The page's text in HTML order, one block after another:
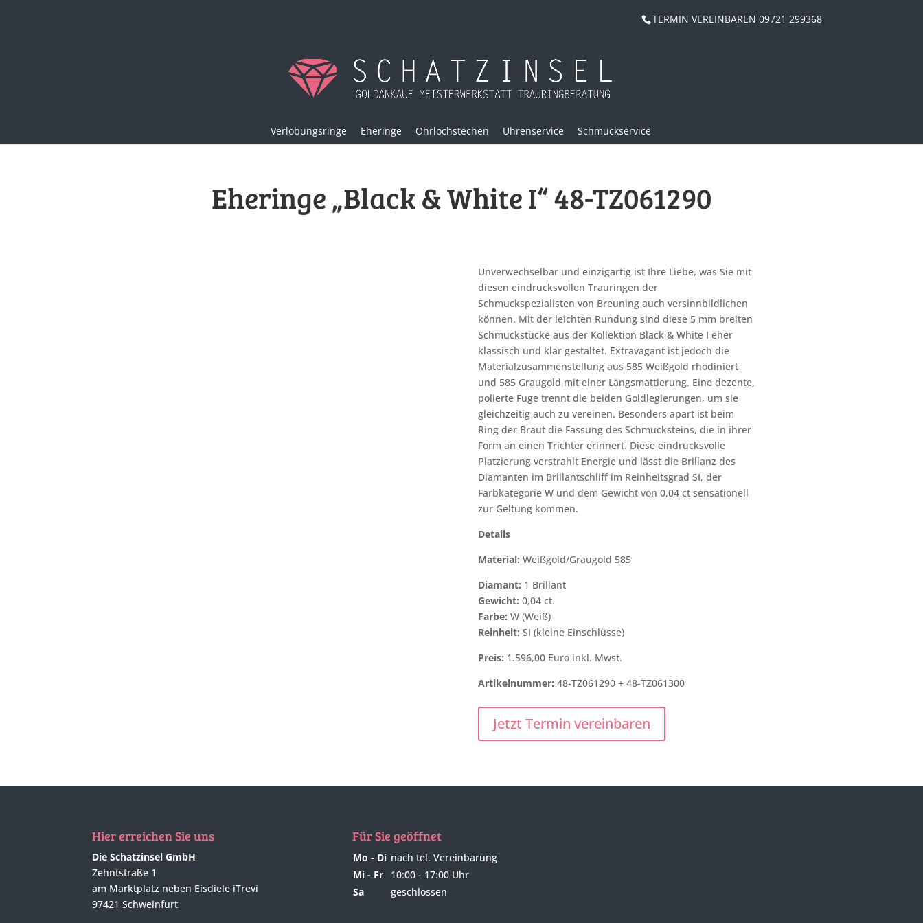
TERMIN VEREINBAREN 09721 299368
Verlobungsringe Eheringe Ohrlochstechen Uhrenservice Schmuckservice
Eheringe „Black & White I“ 48-TZ061290
Unverwechselbar und einzigartig ist Ihre Liebe, was Sie mit
diesen eindrucksvollen Trauringen der
Schmuckspezialisten von Breuning auch versinnbildlichen
können. Mit der leichten Rundung sind diese 5 mm breiten
Schmuckstücke aus der Kollektion Black & White I eher
klassisch und klar gestaltet. Extravagant ist jedoch die
Materialzusammenstellung aus 585 Weißgold rhodiniert
und 585 Graugold mit einer Längsmattierung. Eine dezente,
polierte Fuge trennt die beiden Goldlegierungen, um sie
gleichzeitig auch zu vereinen. Besonders apart ist beim
Ring der Braut die Fassung des Schmucksteins, die in ihrer
Form an einen Trichter erinnert. Diese eindrucksvolle
Platzierung verstrahlt Energie und lässt die Brillanz des
Diamanten im Brillantschliff im Reinheitsgrad SI, der
Farbkategorie W und dem Gewicht von 0,04 ct sensationell
zur Geltung kommen.
Details
Material: Weißgold/Graugold 585
Diamant: 1 Brillant
Gewicht: 0,04 ct.
Farbe: W (Weiß)
Reinheit: SI (kleine Einschlüsse)
Preis: 1.596,00 Euro inkl. Mwst.
Artikelnummer: 48-TZ061290 + 48-TZ061300
Jetzt Termin vereinbaren
Hier erreichen Sie uns
Die Schatzinsel GmbH
Zehntstraße 1
am Marktplatz neben Eisdiele iTrevi
97421 Schweinfurt
Für Sie geöffnet
Mo - Di nach tel. Vereinbarung
Mi - Fr
10:00 - 17:00 Uhr
Sa
geschlossen